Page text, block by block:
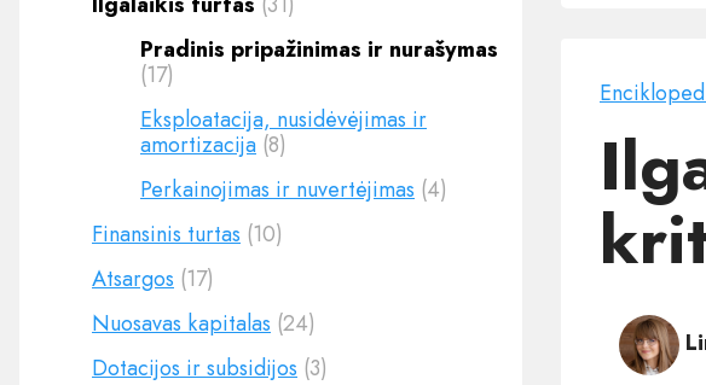
Pradinis pripažinimas ir nurašymas
(17)
Eksploatacija, nusidėvėjimas ir
amortizacija (8)
Perkainojimas ir nuvertėjimas (4)
Finansinis turtas (10)
Atsargos (17)
Nuosavas kapitalas (24)
Dotacijos ir subsidijos (3)